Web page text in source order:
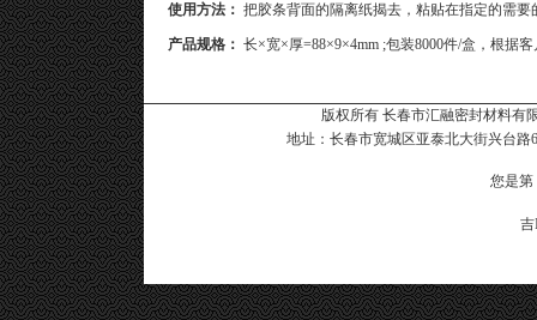
使用方法： 把胶条背面的隔离纸揭去，粘贴在指定的需
产品规格： 长×宽×厚=88×9×4mm ;包装8000件/盒，根据
版权所有 长春市汇融密封材料有
地址：长春市宽城区亚泰北大街兴台路6
您是第
吉